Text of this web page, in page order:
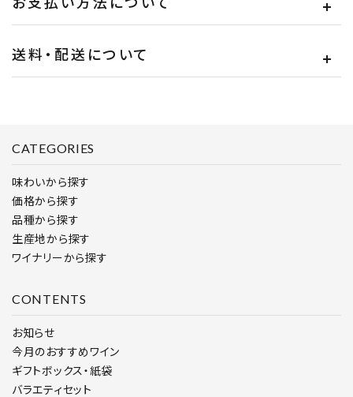
送料・配送について
CATEGORIES
味わいから探す
価格から探す
品種から探す
生産地から探す
ワイナリーから探す
CONTENTS
お知らせ
今月のおすすめワイン
ギフトボックス・紙袋
バラエティセット